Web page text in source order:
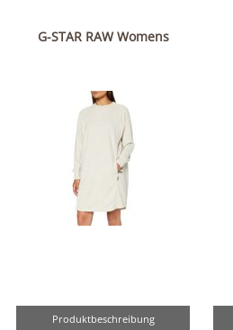
G-STAR RAW Womens
Produktbeschreibung